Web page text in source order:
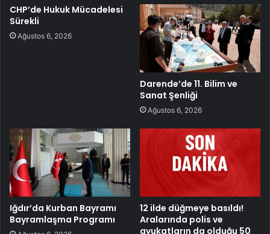
CHP’de Hukuk Mücadelesi
Sürekli
Ağustos 6, 2026
Darende’de 11. Bilim ve
Sanat Şenliği
Ağustos 6, 2026
Iğdır’da Kurban Bayramı
Bayramlaşma Programı
12 ilde düğmeye basıldı!
Aralarında polis ve
avukatların da olduğu 50